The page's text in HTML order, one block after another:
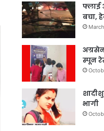
फ्लाई
बचा,
स्पून
भागी